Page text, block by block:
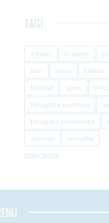
TAGI
Zdjecia koncerty
foto mecz krakow
festiwal sport
Fotografia sportowa
fotografia koncertowa
wroclaw rozrywka
Index tagów